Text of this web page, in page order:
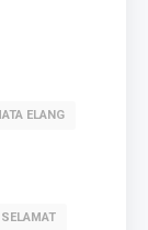
ELANG